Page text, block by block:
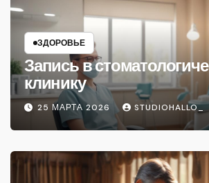
ЗДОРОВЬЕ
Запись в
клинику
25 МАРТА 2026 STUDIOHALLO_